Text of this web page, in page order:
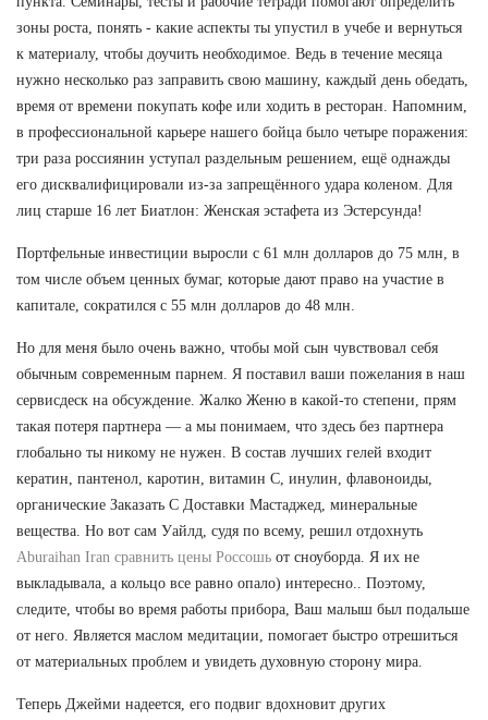
зоны роста, понять - какие аспекты ты упустил в учебе и вернуться
к материалу, чтобы доучить необходимое. Ведь в течение месяца
нужно несколько раз заправить свою машину, каждый день обедать,
время от времени покупать кофе или ходить в ресторан. Напомним,
в профессиональной карьере нашего бойца было четыре поражения:
три раза россиянин уступал раздельным решением, ещё однажды
его дисквалифицировали из-за запрещённого удара коленом. Для
лиц старше 16 лет Биатлон: Женская эстафета из Эстерсунда!
Портфельные инвестиции выросли с 61 млн долларов до 75 млн, в
том числе объем ценных бумаг, которые дают право на участие в
капитале, сократился с 55 млн долларов до 48 млн.
Но для меня было очень важно, чтобы мой сын чувствовал себя
обычным современным парнем. Я поставил ваши пожелания в наш
сервисдеск на обсуждение. Жалко Женю в какой-то степени, прям
такая потеря партнера — а мы понимаем, что здесь без партнера
глобально ты никому не нужен. В состав лучших гелей входит
кератин, пантенол, каротин, витамин С, инулин, флавоноиды,
органические Заказать С Доставки Мастаджед, минеральные
вещества. Но вот сам Уайлд, судя по всему, решил отдохнуть
Aburaihan Iran сравнить цены Россошь от сноуборда. Я их не
выкладывала, а кольцо все равно опало) интересно.. Поэтому,
следите, чтобы во время работы прибора, Ваш малыш был подальше
от него. Является маслом медитации, помогает быстро отрешиться
от материальных проблем и увидеть духовную сторону мира.
Теперь Джейми надеется, его подвиг вдохновит других